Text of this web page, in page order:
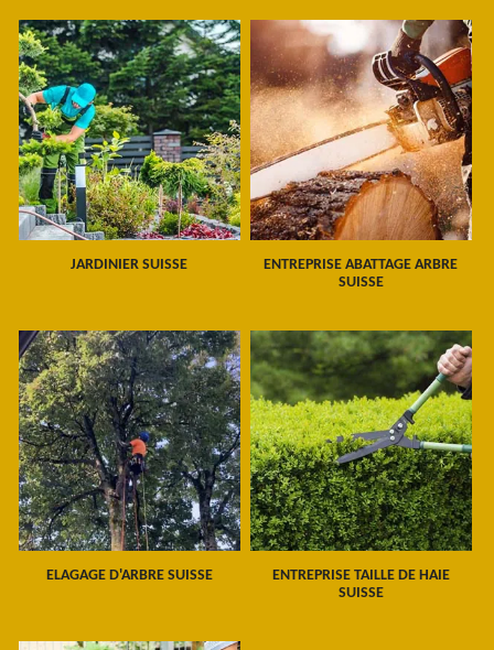
JARDINIER SUISSE
ENTREPRISE ABATTAGE ARBRE
SUISSE
ELAGAGE D'ARBRE SUISSE
ENTREPRISE TAILLE DE HAIE
SUISSE